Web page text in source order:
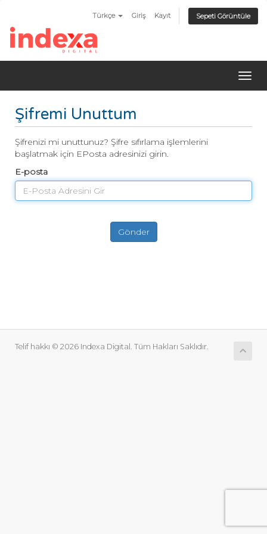
Türkçe Giriş Kayıt Sepeti Görüntüle
Şifremi Unuttum
Şifrenizi mi unuttunuz? Şifre sıfırlama işlemlerini
başlatmak için EPosta adresinizi girin.
E-posta
Gönder
Telif hakkı © 2026 Indexa Digital. Tüm Hakları Saklıdır.